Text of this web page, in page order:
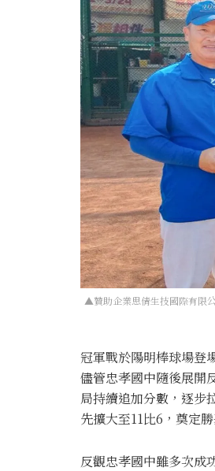
▲贊助企業思倩生技國際有限
冠軍戰於陽明棒球場登
儘管忠孝國中隨後展開
局持續追加分數，逐步
先擴大至11比6，奠定勝
反觀忠孝國中雖多次成